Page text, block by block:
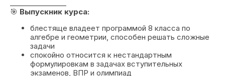
🎯 Выпускник курса:
блестяще владеет программой 8 класса по
алгебре и геометрии, способен решать сложные
задачи
спокойно относится к нестандартным
формулировкам в задачах вступительных
экзаменов, ВПР и олимпиад